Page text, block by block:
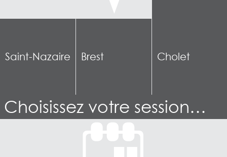
Saint-Nazaire Brest Cholet
Choisissez votre session…